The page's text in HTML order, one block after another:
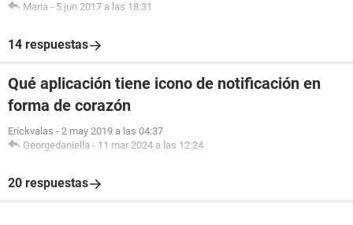
Maria - 5 jun 2017 a las 18:31
14 respuestas
Qué aplicación tiene icono de notificación en
forma de corazón
Erickvalas - 2 may 2019 a las 04:37
Georgedaniella - 11 mar 2024 a las 12:24
20 respuestas